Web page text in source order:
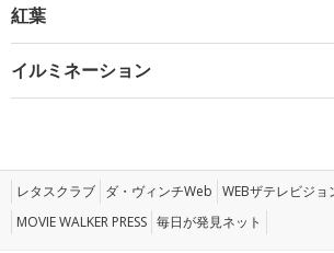
紅葉
イルミネーション
レタスクラブ ダ・ヴィンチWeb WEBザテレビジョ
MOVIE WALKER PRESS 毎日が発見ネット